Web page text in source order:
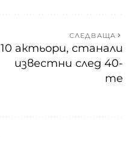
СЛЕДВАЩА
10 актьори, станали
известни след 40-
те